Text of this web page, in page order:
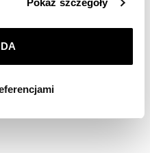
wPolityce
jaki rodzaj plików
Ciebie plików cookie.
Pokaż szczegóły